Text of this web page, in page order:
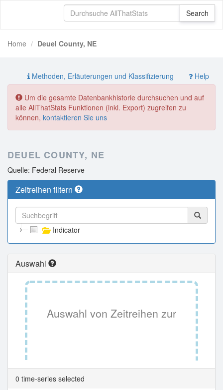
Home Deuel County, NE
Methoden, Erläuterungen und Klassifizierung Help
Um die gesamte Datenbankhistorie durchsuchen und auf
alle AllThatStats Funktionen (inkl. Export) zugreifen zu
können, kontaktieren Sie uns
DEUEL COUNTY, NE
Quelle: Federal Reserve
Zeitreihen filtern
Indicator
Auswahl
Auswahl von Zeitreihen zur
Tabellenansicht.
0 time-series selected